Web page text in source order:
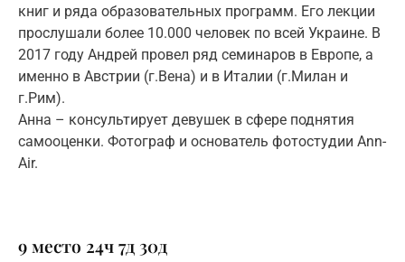
книг и ряда образовательных программ. Его лекции
прослушали более 10.000 человек по всей Украине. В
2017 году Андрей провел ряд семинаров в Европе, а
именно в Австрии (г.Вена) и в Италии (г.Милан и
г.Рим).
Анна – консультирует девушек в сфере поднятия
самооценки. Фотограф и основатель фотостудии Ann-
Air.
9 место 24ч7д 30д